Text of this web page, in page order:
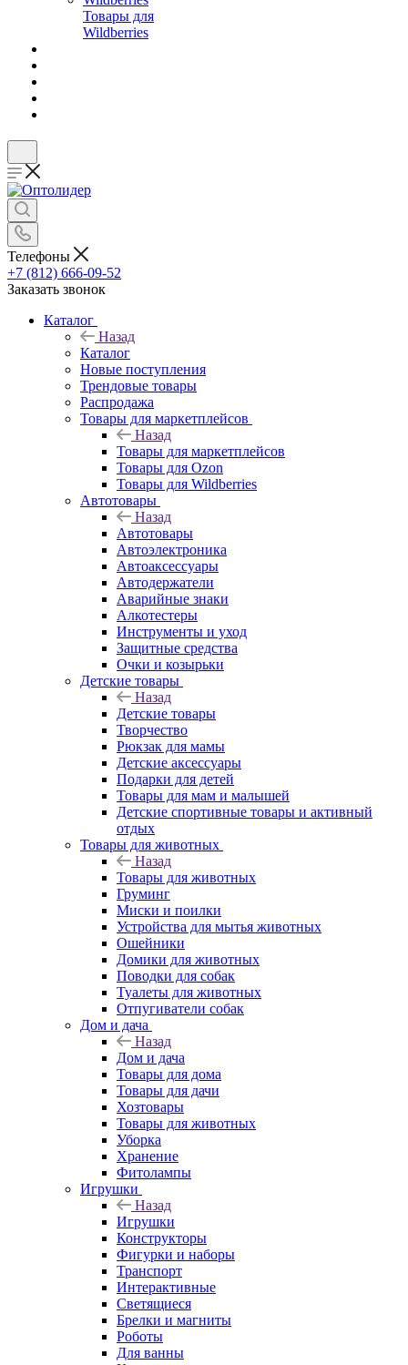
Товары для
Wildberries
Телефоны
+7 (812) 666-09-52
Заказать звонок
Каталог
Назад
Каталог
Новые поступления
Трендовые товары
Распродажа
Товары для маркетплейсов
Назад
Товары для маркетплейсов
Товары для Ozon
Товары для Wildberries
Автотовары
Назад
Автотовары
Автоэлектроника
Автоаксессуары
Автодержатели
Аварийные знаки
Алкотестеры
Инструменты и уход
Защитные средства
Очки и козырьки
Детские товары
Назад
Детские товары
Творчество
Рюкзак для мамы
Детские аксессуары
Подарки для детей
Товары для мам и малышей
Детские спортивные товары и активный
отдых
Товары для животных
Назад
Товары для животных
Груминг
Миски и поилки
Устройства для мытья животных
Ошейники
Домики для животных
Поводки для собак
Туалеты для животных
Отпугиватели собак
Дом и дача
Назад
Дом и дача
Товары для дома
Товары для дачи
Хозтовары
Товары для животных
Уборка
Хранение
Фитолампы
Игрушки
Назад
Игрушки
Конструкторы
Фигурки и наборы
Транспорт
Интерактивные
Светящиеся
Брелки и магниты
Роботы
Для ванны